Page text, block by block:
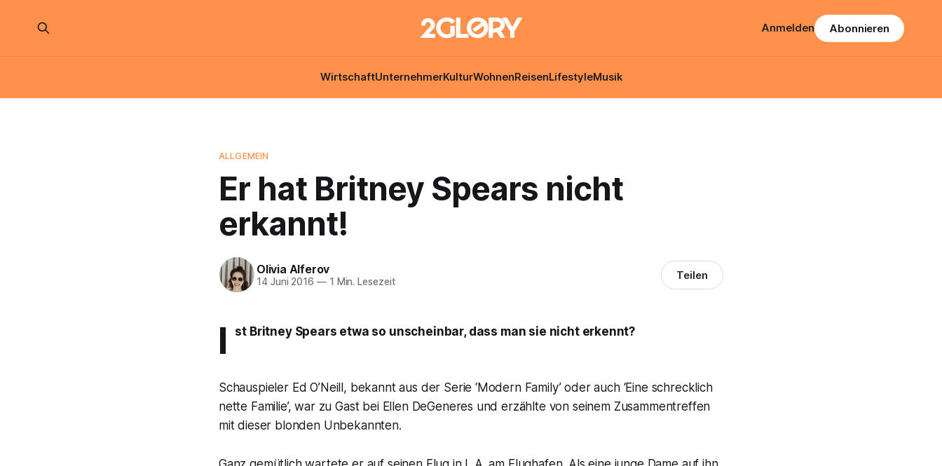
WirtschaftUnternehmerKulturWohnenReisenLifestyleMusik
Anmelden Abonnieren
ALLGEMEIN
Er hat Britney Spears nicht
erkannt!
Olivia Alferov
14 Juni 2016 —1 Min. Lesezeit Teilen
I st Britney Spears etwa so unscheinbar, dass man sie nicht erkennt?
Schauspieler Ed O’Neill, bekannt aus der Serie ‘Modern Family’ oder auch ‘Eine schrecklich
nette Familie’, war zu Gast bei Ellen DeGeneres und erzählte von seinem Zusammentreffen
mit dieser blonden Unbekannten.